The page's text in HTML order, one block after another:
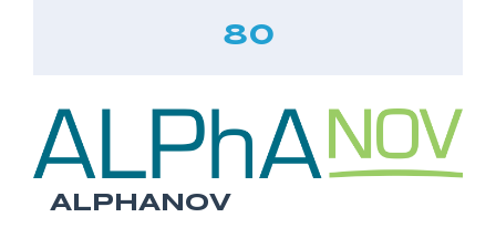
80
ALPHANOV